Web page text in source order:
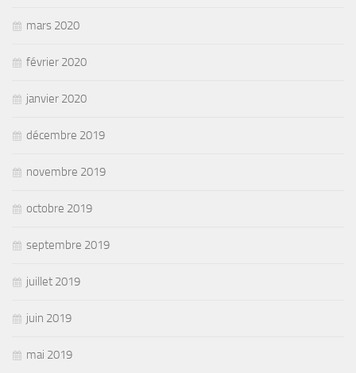
mars 2020
février 2020
janvier 2020
décembre 2019
novembre 2019
octobre 2019
septembre 2019
juillet 2019
juin 2019
mai 2019